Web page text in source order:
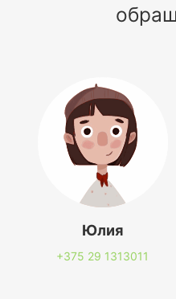
Юлия
+375 29 1313011